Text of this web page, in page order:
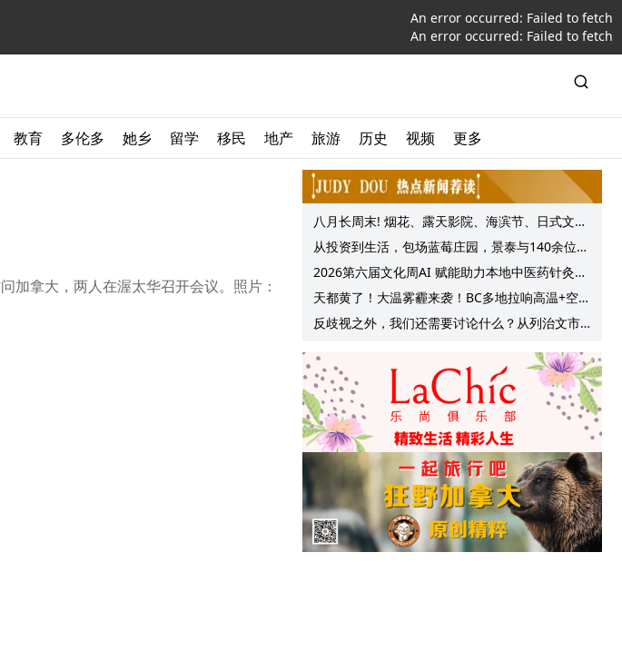
An error occurred: Failed to fetch
An error occurred: Failed to fetch
教育 多伦多 她乡 留学 移民 地产 旅游 历史 视频 更多
加拿大，两人在渥太华召开会议。照片：
八月长周末! 烟花、露天影院、海滨节、日式文化
节庆, 大温哥华各种精彩活动上线!
从投资到生活，包场蓝莓庄园，景泰与140余位客
户共享夏日”莓”好时光
2026第六届文化周AI 赋能助力本地中医药针灸服
务提质升级
天都黄了！大温雾霾来袭！BC多地拉响高温+空气
质量预警 最高可达35°C！
反歧视之外，我们还需要讨论什么？从列治文市